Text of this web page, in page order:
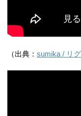
（出典： sumika / リ